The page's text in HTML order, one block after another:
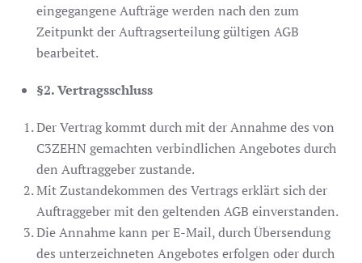
eingegangene Aufträge werden nach den zum
Zeitpunkt der Auftragserteilung gültigen AGB
bearbeitet.
§2. Vertragsschluss
Der Vertrag kommt durch mit der Annahme des von
C3ZEHN gemachten verbindlichen Angebotes durch
den Auftraggeber zustande.
Mit Zustandekommen des Vertrags erklärt sich der
Auftraggeber mit den geltenden AGB einverstanden.
Die Annahme kann per E-Mail, durch Übersendung
des unterzeichneten Angebotes erfolgen oder durch